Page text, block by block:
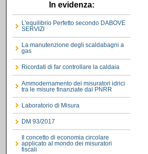
In evidenza:
L'equilibrio Perfetto secondo DABOVE
SERVIZI
La manutenzione degli scaldabagni a
gas
Ricordati di far controllare la caldaia
Ammodernamento dei misuratori idrici
tra le misure finanziate dal PNRR
Laboratorio di Misura
DM 93/2017
Il concetto di economia circolare
applicato al mondo dei misuratori
fiscali